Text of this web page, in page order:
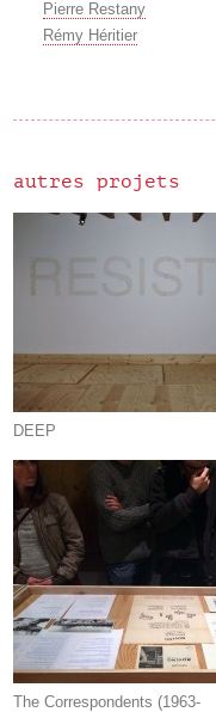
Pierre Restany
Rémy Héritier
autres projets
DEEP
The Correspondents (1963-